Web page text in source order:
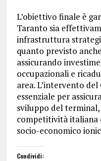
L’obiettivo finale è
Taranto sia
infrastruttura
quanto previsto
assicurando
occupazionali e
area. L’intervento
essenziale per
sviluppo del
competitività italiana
socio-economico
Condividi: